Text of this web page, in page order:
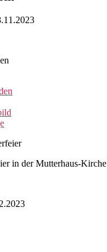
in der Mutterhaus-Kirche